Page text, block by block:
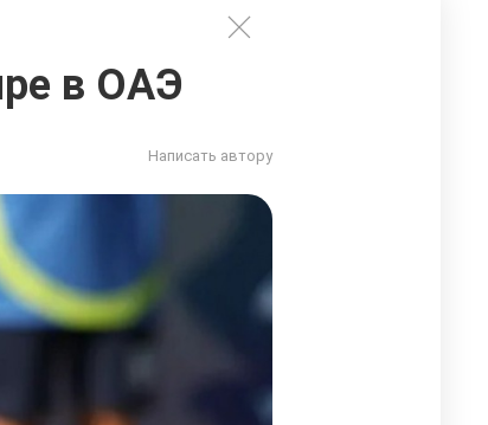
в ОАЭ
Написать автору